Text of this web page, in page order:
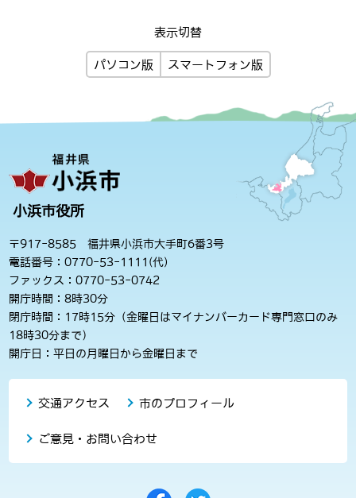
表示切替
パソコン版 スマートフォン版
小浜市役所
〒917-8585 福井県小浜市大手町6番3号
電話番号：0770-53-1111(代)
ファックス：0770-53-0742
開庁時間：8時30分
閉庁時間：17時15分（金曜日はマイナンバーカード専門窓口のみ
18時30分まで）
開庁日：平日の月曜日から金曜日まで
交通アクセス 市のプロフィール
ご意見・お問い合わせ